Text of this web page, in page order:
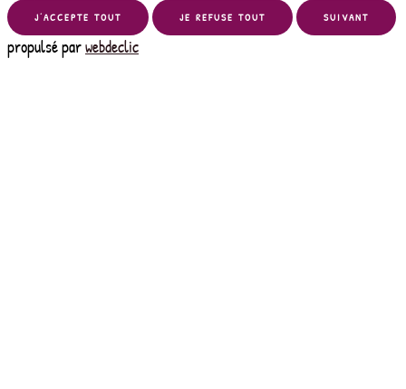
J’ACCEPTE TOUT JE REFUSE TOUT SUIVANT
propulsé parwebdeclic